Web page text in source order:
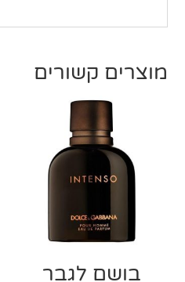
מוצרים קשורים
בושם לגבר